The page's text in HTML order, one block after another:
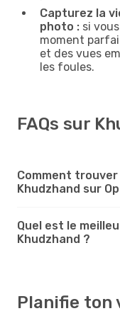
Capturez la
photo : si
moment
et des vues
les foules.
FAQs sur
Comment
Khudzhand sur
Quel est le
Khudzhand ?
Planifie ton